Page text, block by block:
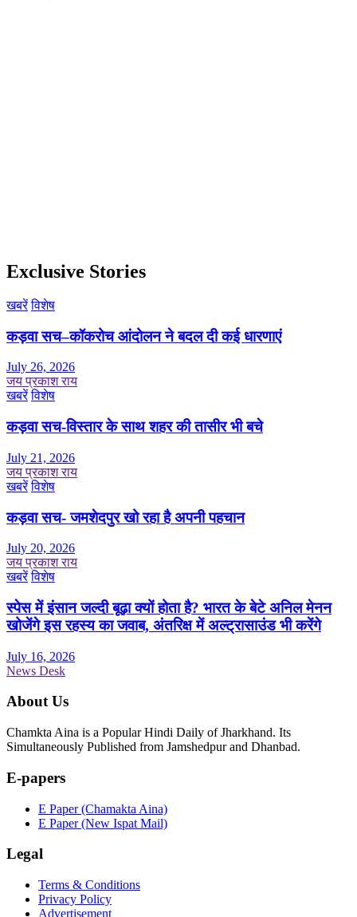
Exclusive Stories
खबरें विशेष
कड़वा सच–कॉकरोच आंदोलन ने बदल दी कई धारणाएं
July 26, 2026
जय प्रकाश राय
खबरें विशेष
कड़वा सच-विस्तार के साथ शहर की तासीर भी बचे
July 21, 2026
जय प्रकाश राय
खबरें विशेष
कड़वा सच- जमशेदपुर खो रहा है अपनी पहचान
July 20, 2026
जय प्रकाश राय
खबरें विशेष
स्पेस में इंसान जल्दी बूढ़ा क्यों होता है? भारत के बेटे अनिल मेनन
खोजेंगे इस रहस्य का जवाब, अंतरिक्ष में अल्ट्रासाउंड भी करेंगे
July 16, 2026
News Desk
About Us
Chamkta Aina is a Popular Hindi Daily of Jharkhand. Its
Simultaneously Published from Jamshedpur and Dhanbad.
E-papers
E Paper (Chamakta Aina)
E Paper (New Ispat Mail)
Legal
Terms & Conditions
Privacy Policy
Advertisement